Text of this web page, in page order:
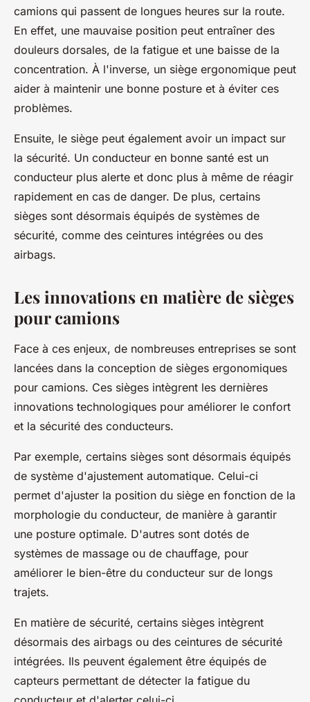
camions qui passent de longues heures sur la route.
En effet, une mauvaise position peut entraîner des
douleurs dorsales, de la fatigue et une baisse de la
concentration. À l'inverse, un siège ergonomique peut
aider à maintenir une bonne posture et à éviter ces
problèmes.
Ensuite, le siège peut également avoir un impact sur
la sécurité. Un conducteur en bonne santé est un
conducteur plus alerte et donc plus à même de réagir
rapidement en cas de danger. De plus, certains
sièges sont désormais équipés de systèmes de
sécurité, comme des ceintures intégrées ou des
airbags.
Les innovations en matière de sièges
pour camions
Face à ces enjeux, de nombreuses entreprises se sont
lancées dans la conception de sièges ergonomiques
pour camions. Ces sièges intègrent les dernières
innovations technologiques pour améliorer le confort
et la sécurité des conducteurs.
Par exemple, certains sièges sont désormais équipés
de système d'ajustement automatique. Celui-ci
permet d'ajuster la position du siège en fonction de la
morphologie du conducteur, de manière à garantir
une posture optimale. D'autres sont dotés de
systèmes de massage ou de chauffage, pour
améliorer le bien-être du conducteur sur de longs
trajets.
En matière de sécurité, certains sièges intègrent
désormais des airbags ou des ceintures de sécurité
intégrées. Ils peuvent également être équipés de
capteurs permettant de détecter la fatigue du